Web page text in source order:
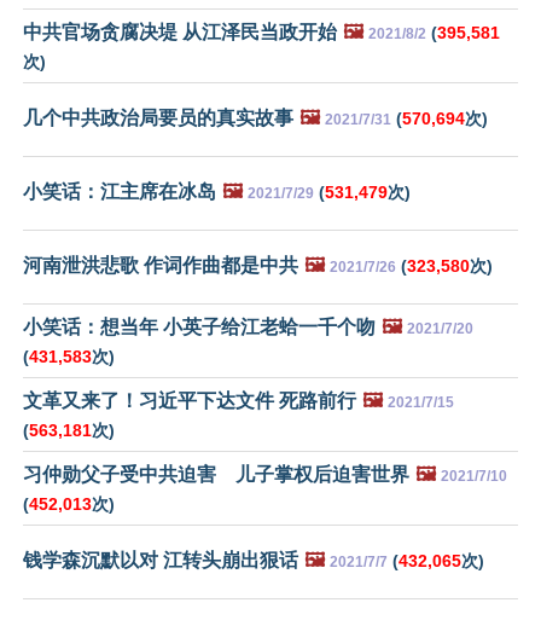
中共官场贪腐决堤 从江泽民当政开始 🖼️ 2021/8/2 (395,581
次)
几个中共政治局要员的真实故事 🖼️ 2021/7/31 (570,694次)
小笑话：江主席在冰岛 🖼️ 2021/7/29 (531,479次)
河南泄洪悲歌 作词作曲都是中共 🖼️ 2021/7/26 (323,580次)
小笑话：想当年 小英子给江老蛤一千个吻 🖼️ 2021/7/20
(431,583次)
文革又来了！习近平下达文件 死路前行 🖼️ 2021/7/15
(563,181次)
习仲勋父子受中共迫害 儿子掌权后迫害世界 🖼️ 2021/7/10
(452,013次)
钱学森沉默以对 江转头崩出狠话 🖼️ 2021/7/7 (432,065次)